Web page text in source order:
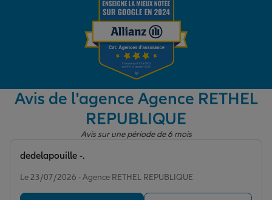
Garantie des accidents de la vie
Protection juridique
Retraite
Avis de l'agence Agence RETHEL
REPUBLIQUE
Avis sur une période de 6 mois
Le 23/07/2026 - Agence RETHEL REPUBLIQUE
dedelapouille -.